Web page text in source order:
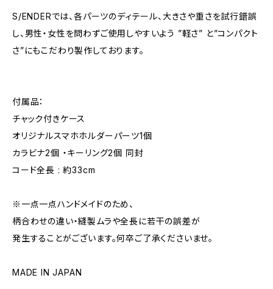
S/ENDERでは、各パーツのディテール、大きさや重さを試行錯誤
し、男性・女性を問わずご使用しやすいよう ”軽さ” と”コンパクト
さ”にもこだわり製作しております。
付属品：
チャック付きケース
オリジナルスマホホルダーパーツ1個
カラビナ2個 ・キーリング2個 同封
コード全長 : 約33cm
※一点一点ハンドメイドのため、
柄合わせの違い・縫製ムラや全長に若干の誤差が
発生することがございます。何卒ご了承くださいませ。
MADE IN JAPAN